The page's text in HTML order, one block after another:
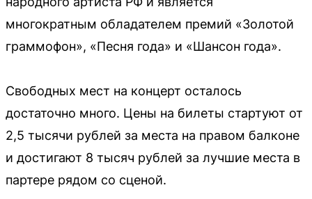
многократным обладателем премий «Золотой
граммофон», «Песня года» и «Шансон года».
Свободных мест на концерт осталось
достаточно много. Цены на билеты стартуют от
2,5 тысячи рублей за места на правом балконе
и достигают 8 тысяч рублей за лучшие места в
партере рядом со сценой.